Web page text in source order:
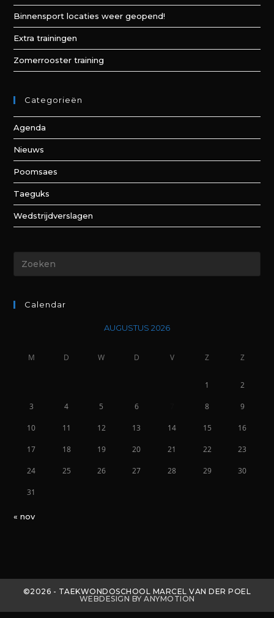
Binnensport locaties weer geopend!
Extra trainingen
Zomerrooster training
Categorieën
Agenda
Nieuws
Poomsaes
Taeguks
Wedstrijdverslagen
Calendar
AUGUSTUS 2026
M D W D V Z Z
1 2
3 4 5 6 8 9
10 11 12 13 14 15 16
17 18 19 20 21 22 23
24 25 26 27 28 29 30
31
« nov
©2026 - TAEKWONDOSCHOOL MARCEL VAN DER POEL
WEBDESIGN BY ANYMOTION